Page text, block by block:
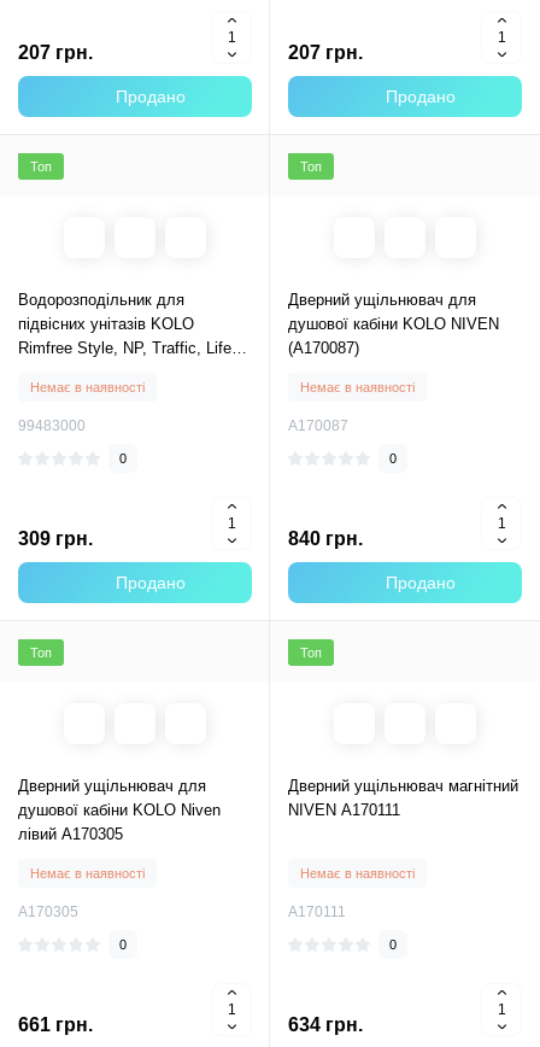
207 грн.
Продано
207 грн.
Продано
Топ
Водорозподільник для
підвісних унітазів KOLO
Rimfree Style, NP, Traffic, Life
Немає в наявності
99483000
0
309 грн.
Продано
Топ
Дверний ущільнювач для
душової кабіни KOLO NIVEN
(А170087)
Немає в наявності
А170087
0
840 грн.
Продано
Топ
Дверний ущільнювач для
душової кабіни KOLO Niven
лівий А170305
Немає в наявності
А170305
0
661 грн.
Топ
Дверний ущільнювач магнітний
NIVEN А170111
Немає в наявності
А170111
0
634 грн.